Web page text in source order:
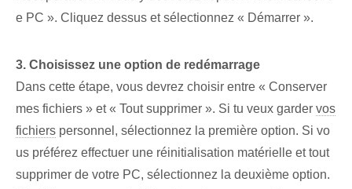
e PC ». Cliquez dessus et sélectionnez « Démarrer ».
3. Choisissez une option de redémarrage
Dans cette étape, vous devrez choisir entre « Conserver
mes fichiers » et « Tout supprimer ». Si tu veux garder vos
fichiers ​personnel, sélectionnez la première option. Si vo
us préférez effectuer une réinitialisation matérielle et tout
supprimer de votre PC, sélectionnez la deuxième option.